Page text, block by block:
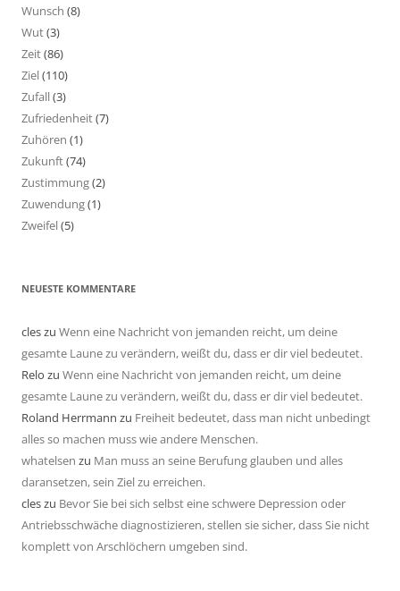
Wunsch (8)
Wut(3)
Zeit(86)
Ziel(110)
Zufall(3)
Zufriedenheit(7)
Zuhören (1)
Zukunft(74)
Zustimmung(2)
Zuwendung(1)
Zweifel(5)
NEUESTE KOMMENTARE
cleszu Wenn eine Nachricht von jemanden reicht, um deine
gesamte Laune zu verändern, weißt du, dass er dir viel bedeutet.
Relo zu Wenn eine Nachricht von jemanden reicht, um deine
gesamte Laune zu verändern, weißt du, dass er dir viel bedeutet.
Roland Herrmann zu Freiheit bedeutet, dass man nicht unbedingt
alles so machen muss wie andere Menschen.
whatelsen zu Man muss an seine Berufung glauben und alles
daransetzen, sein Ziel zu erreichen.
cleszu Bevor Sie bei sich selbst eine schwere Depression oder
Antriebsschwäche diagnostizieren, stellen sie sicher, dass Sie nicht
komplett von Arschlöchern umgeben sind.